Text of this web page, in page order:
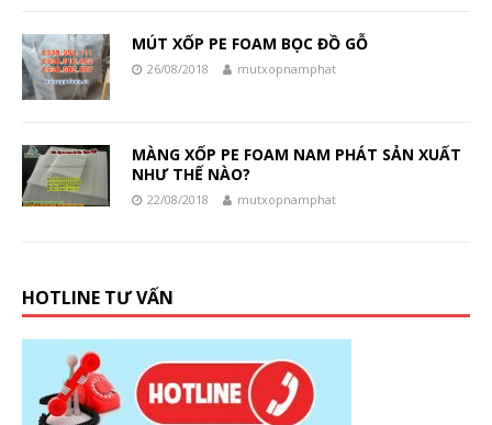
MÚT XỐP PE FOAM BỌC ĐỒ GỖ
26/08/2018 mutxopnamphat
MÀNG XỐP PE FOAM NAM PHÁT SẢN XUẤT
NHƯ THẾ NÀO?
22/08/2018 mutxopnamphat
HOTLINE TƯ VẤN